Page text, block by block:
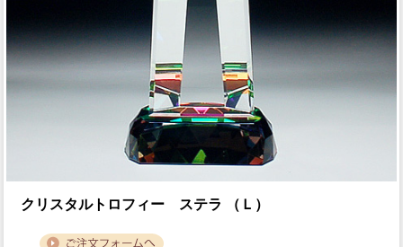
クリスタルトロフィー ステラ （Ｌ）